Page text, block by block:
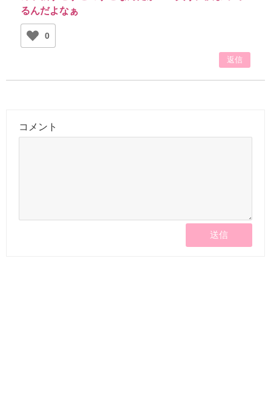
るんだよなぁ
0
返信
コメント